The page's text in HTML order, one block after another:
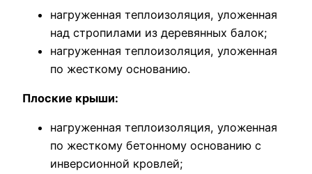
нагруженная теплоизоляция, уложенная
над стропилами из деревянных балок;
нагруженная теплоизоляция, уложенная
по жесткому основанию.
Плоские крыши:
нагруженная теплоизоляция, уложенная
по жесткому бетонному основанию с
инверсионной кровлей;